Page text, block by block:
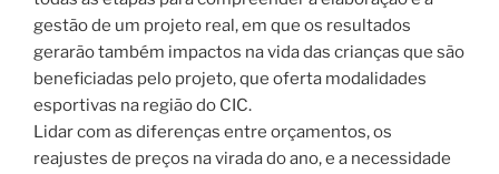
gestão de um projeto real, em que os resultados
gerarão também impactos na vida das crianças que são
beneficiadas pelo projeto, que oferta modalidades
esportivas na região do CIC.
Lidar com as diferenças entre orçamentos, os
reajustes de preços na virada do ano, e a necessidade